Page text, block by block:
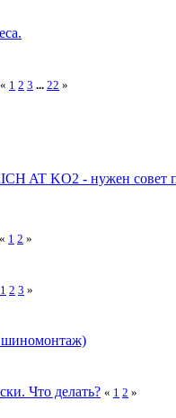
« 1 2 3 ... 22 »
AT KO2 - нужен совет
« 1 2 »
1 2 3 »
Что делать? « 1 2 »